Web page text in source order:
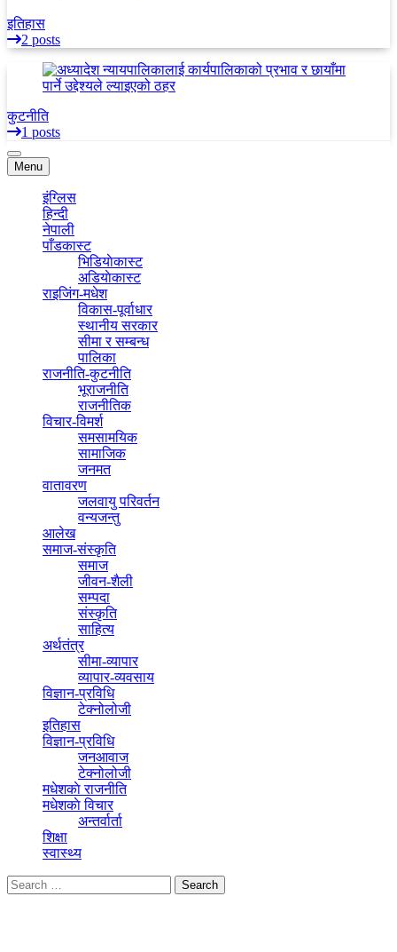
इतिहास
2 posts
कुटनीति
1 posts
Menu
इंग्लिस
हिन्दी
नेपाली
पाँडकास्ट
भिडियाेकास्ट
अडियाेकास्ट
राइजिंग-मधेश
विकास-पूर्वाधार
स्थानीय सरकार
सीमा र सम्बन्ध
पालिका
राजनीति-कुटनीति
भूराजनीति
राजनीतिक
विचार-विमर्श
समसामयिक
सामाजिक
जनमत
वातावरण
जलवायु परिवर्तन
वन्यजन्तु
आलेख
समाज-संस्कृति
समाज
जीवन-शैली
सम्पदा
संस्कृति
साहित्य
अर्थतंत्र
सीमा-व्यापार
व्यापार-व्यवसाय
विज्ञान-प्रविधि
टेक्नोलोजी
इतिहास
विज्ञान-प्रविधि
जनआवाज
टेक्नोलोजी
मधेशकाे राजनीति
मधेशकाे विचार
अन्तर्वार्ता
शिक्षा
स्वास्थ्य